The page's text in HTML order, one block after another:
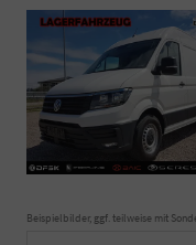
Beispielbilder, ggf. teilweise mit